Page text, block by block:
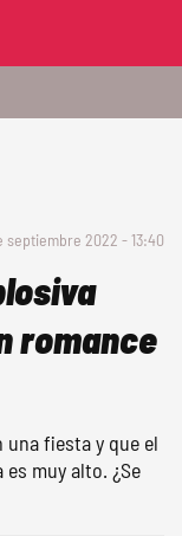
septiembre 2022 - 13:40
romance
fiesta y que el
muy alto. ¿Se